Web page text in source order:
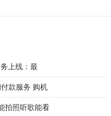
上线：最
款服务 购机
拍照听歌能看